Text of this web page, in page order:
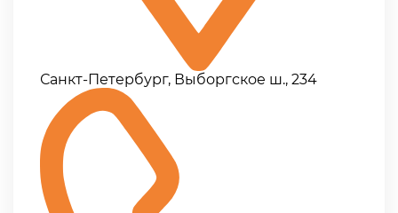
Санкт-Петербург, Выборгское ш., 234